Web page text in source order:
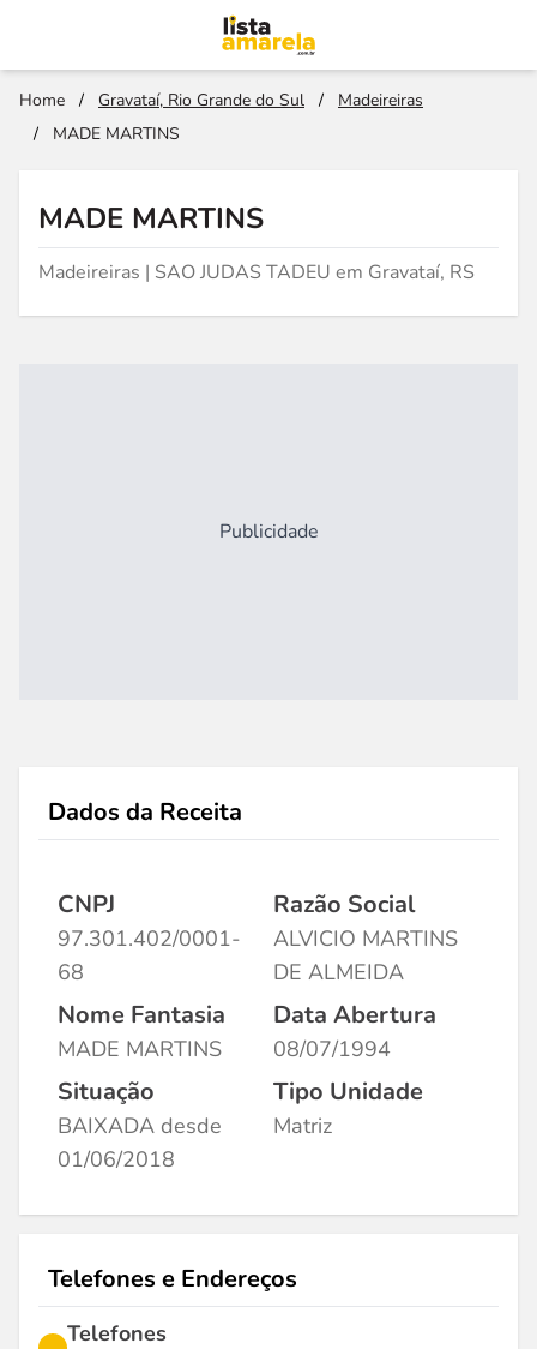
Home / Gravataí, Rio Grande do Sul /
Madeireiras
/
MADE MARTINS
MADE MARTINS
Madeireiras | SAO JUDAS TADEU em Gravataí, RS
Publicidade
Dados da Receita
CNPJ
97.301.402/0001-
68
Razão Social
ALVICIO MARTINS
DE ALMEIDA
Nome Fantasia
MADE MARTINS
Data Abertura
08/07/1994
Situação
BAIXADA desde
01/06/2018
Tipo Unidade
Matriz
Telefones e Endereços
Telefones